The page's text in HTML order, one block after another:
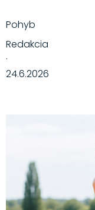
Pohyb
Redakcia
·
24.6.2026